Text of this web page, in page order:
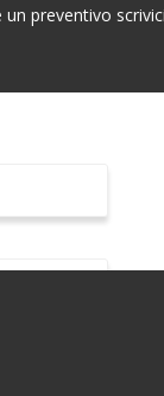
preventivo